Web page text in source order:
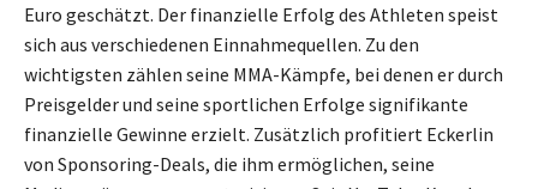
Euro geschätzt. Der finanzielle Erfolg des Athleten speist
sich aus verschiedenen Einnahmequellen. Zu den
wichtigsten zählen seine MMA-Kämpfe, bei denen er durch
Preisgelder und seine sportlichen Erfolge signifikante
finanzielle Gewinne erzielt. Zusätzlich profitiert Eckerlin
von Sponsoring-Deals, die ihm ermöglichen, seine